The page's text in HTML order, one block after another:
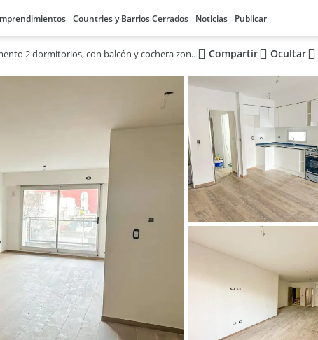
Countries y Barrios Cerrados Noticias Publicar
Venta departamento 2 dormitorios, con balcón y cochera zona Lourdes! Excelente valor del m² Compartir Ocultar